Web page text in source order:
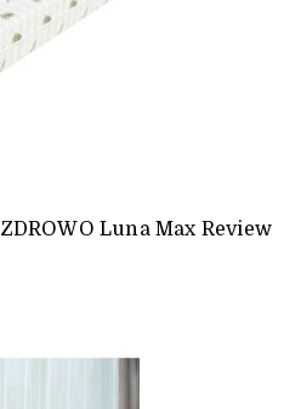
Luna Max Review